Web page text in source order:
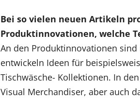
Bei so vielen neuen Artikeln
Produktinnovationen, welche
An den Produktinnovationen
entwickeln Ideen für
Tischwäsche- Kollektionen. In
Visual Merchandiser, aber auch